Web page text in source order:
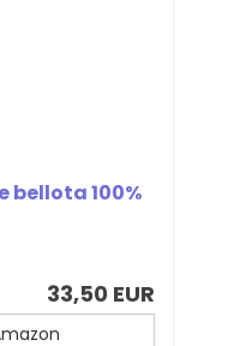
bellota 100%
33,50 EUR